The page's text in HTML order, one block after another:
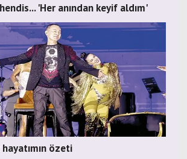
'Her anından keyif aldım'
özeti